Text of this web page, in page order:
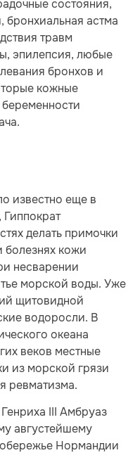
состояния,
бронхиальная астма
травм
эпилепсия, любые
бронхов и
кожные
известно еще в
делать примочки
болезнях кожи
несварении
морской воды. Уже
щитовидной
водоросли. В
океана
веков местные
из морской грязи
ревматизма.
III Амбруаз
августейшему
Нормандии